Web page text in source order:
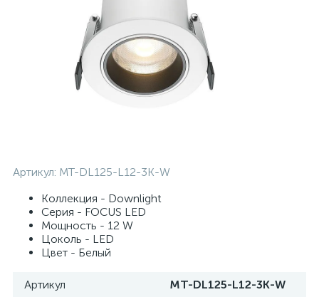
Артикул: MT-DL125-L12-3K-W
Коллекция - Downlight
Серия - FOCUS LED
Мощность - 12 W
Цоколь - LED
Цвет - Белый
Артикул
MT-DL125-L12-3K-W